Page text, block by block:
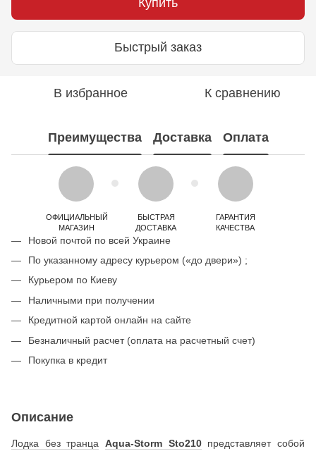
Быстрый заказ
В избранное К сравнению
Преимущества Доставка Оплата
ОФИЦИАЛЬНЫЙ
МАГАЗИН
БЫСТРАЯ
ДОСТАВКА
ГАРАНТИЯ
КАЧЕСТВА
Новой почтой по всей Украине
По указанному адресу курьером («до двери») ;
Курьером по Киеву
Наличными при получении
Кредитной картой онлайн на сайте
Безналичный расчет (оплата на расчетный счет)
Покупка в кредит
Описание
Лодка без транца Aqua-Storm Sto210представляет собой